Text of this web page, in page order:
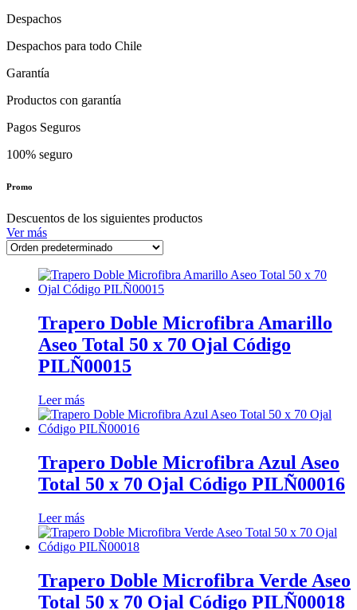
Despachos
Despachos para todo Chile
Garantía
Productos con garantía
Pagos Seguros
100% seguro
Promo
Descuentos de los siguientes productos
Ver más
Trapero Doble Microfibra Amarillo
Aseo Total 50 x 70 Ojal Código
PILÑ00015
Leer más
Trapero Doble Microfibra Azul Aseo
Total 50 x 70 Ojal Código PILÑ00016
Leer más
Trapero Doble Microfibra Verde Aseo
Total 50 x 70 Ojal Código PILÑ00018